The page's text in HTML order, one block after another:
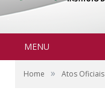
MENU
Home » Atos Oficiais